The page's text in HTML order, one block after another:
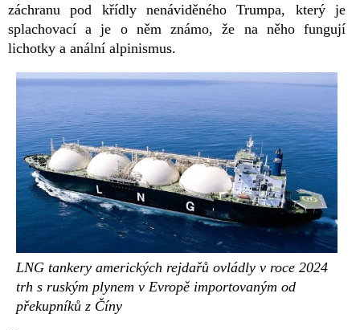
záchranu pod křídly nenáviděného Trumpa, který je
splachovací a je o něm známo, že na něho fungují
lichotky a anální alpinismus.
LNG tankery amerických rejdařů ovládly v roce 2024
trh s ruským plynem v Evropě importovaným od
překupníků z Číny